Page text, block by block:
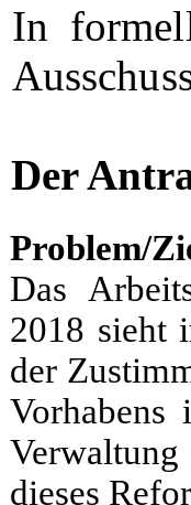
In
Der
Problem/
Das
2018 sieht
der
Vorhabens
dieses